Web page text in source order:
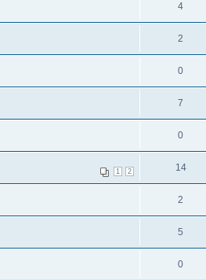
4
2
0
7
0
1 2 14
2
5
0